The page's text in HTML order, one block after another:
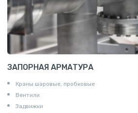
ЗАПОРНАЯ АРМАТУРА
Краны шаровые, пробковые
Вентили
Задвижки